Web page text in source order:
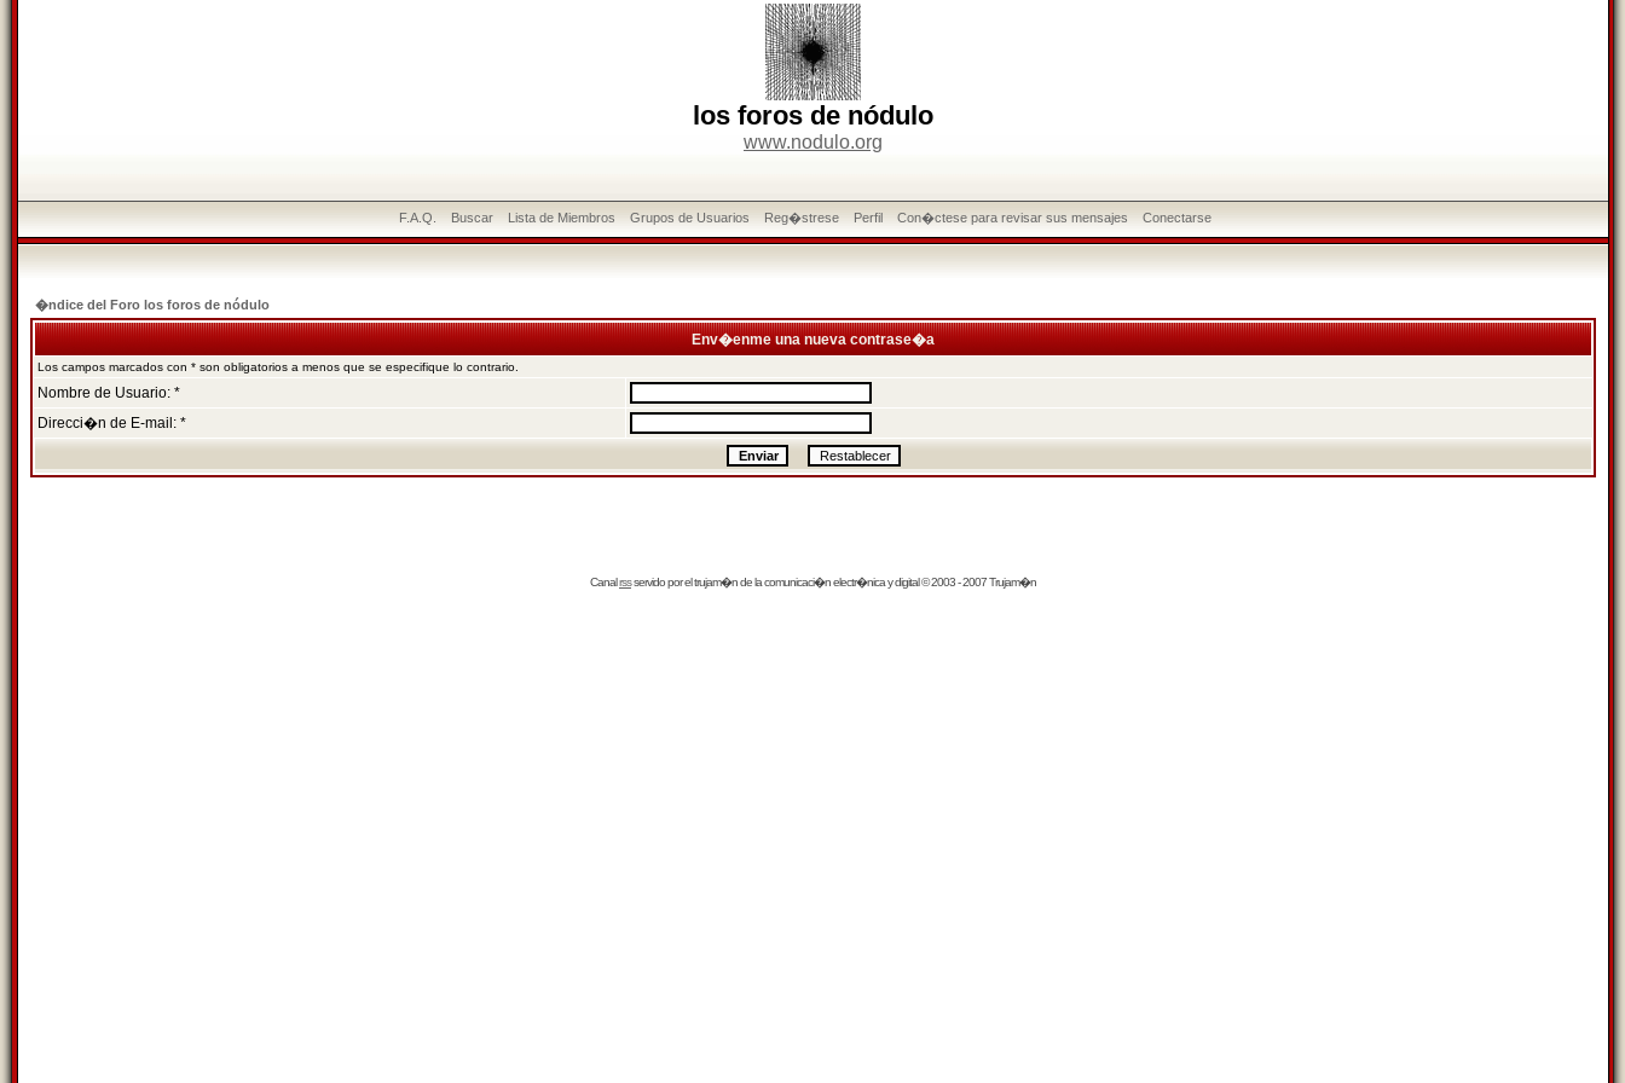
los foros de nódulo
www.nodulo.org
F.A.Q. Buscar Lista de Miembros Grupos de Usuarios Reg�strese Perfil Con�ctese para revisar sus mensajes Conectarse
�ndice del Foro los foros de nódulo
Env�enme una nueva contrase�a
Los campos marcados con * son obligatorios a menos que se especifique lo contrario.
Nombre de Usuario: *
Direcci�n de E-mail: *
Canalrssservido por eltrujam�nde la comunicaci�n electr�nica y digital © 2003 - 2007 Trujam�n